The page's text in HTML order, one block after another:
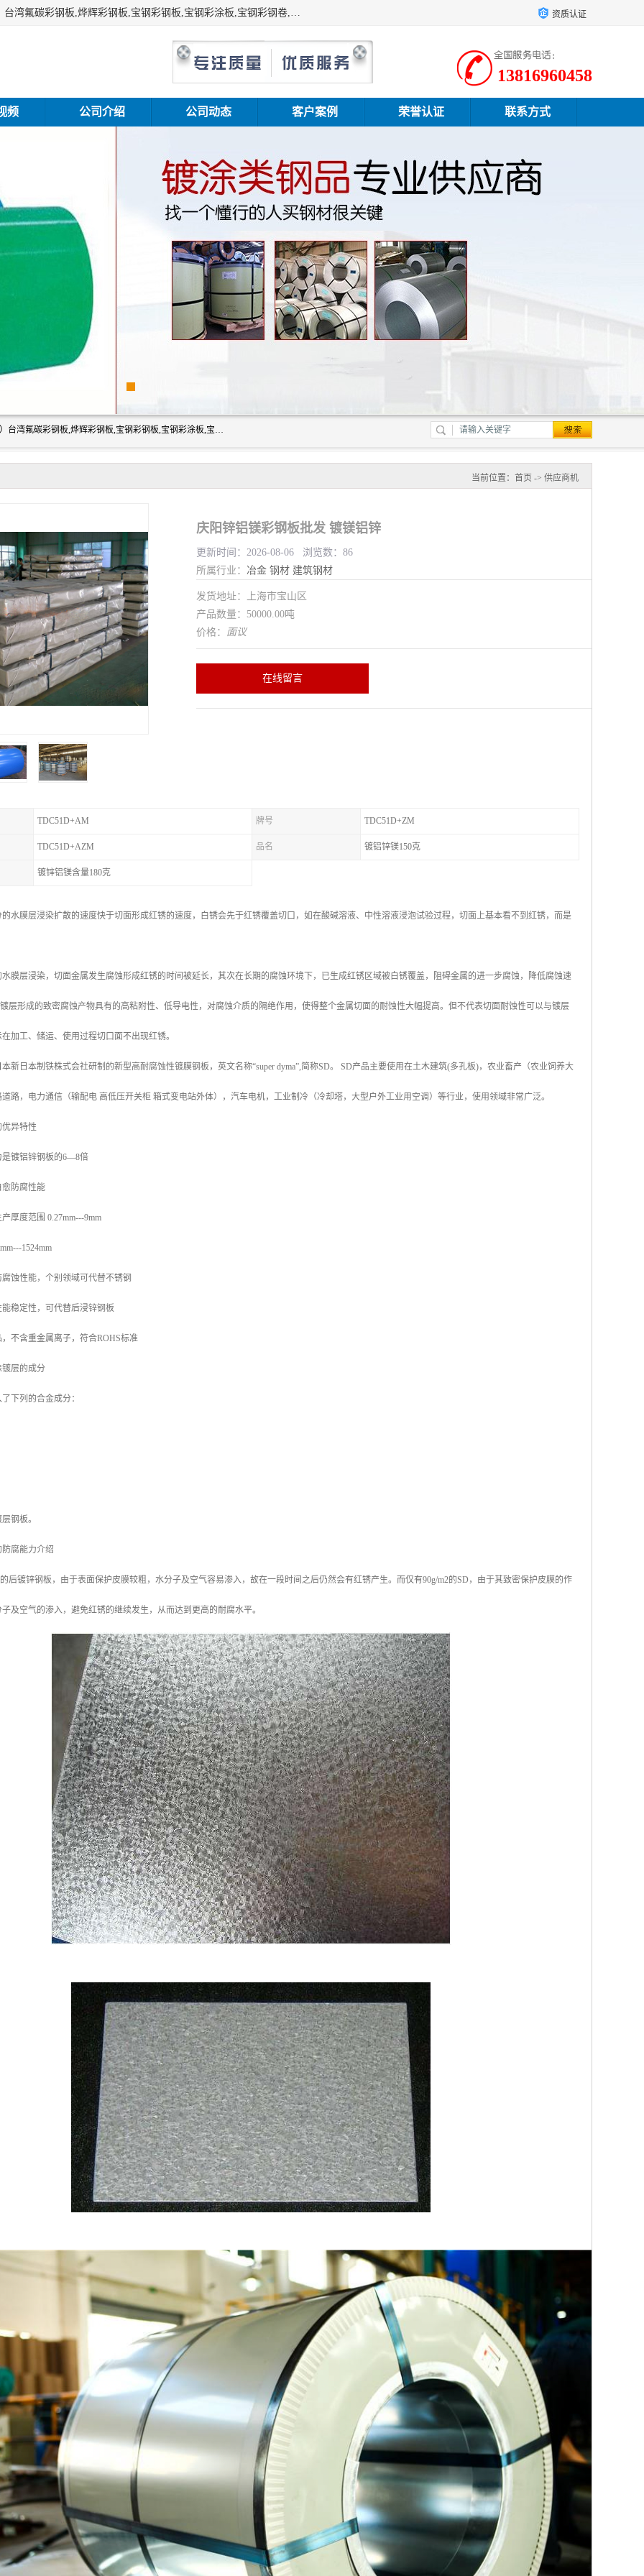
上海志辰实业有限公司主要经销:上海宝钢彩钢卷（宝钢总厂）台湾氟碳彩钢板,烨辉彩钢板,宝钢彩钢板,宝钢彩涂板,宝钢彩钢卷,马钢彩钢板,马钢彩钢卷,镀铝锌钢板,PVDF彩钢板,台湾烨辉彩钢板,高耐候彩钢板,硅改性彩钢板,规格齐全。 资质认证
13816960458
频 公司介绍 公司动态 客户案例 荣誉认证 联系方式
上海志辰实业有限公司主要经销:上海宝钢彩钢卷（宝钢总厂）台湾氟碳彩钢板,烨辉彩钢板,宝钢彩钢板,宝钢彩涂板,宝钢彩钢卷,马钢彩钢板,马钢彩钢卷,镀铝锌钢板,PVDF彩钢板,台湾烨辉彩钢板,高耐候彩钢板,硅改性彩钢板,规格齐全。
当前位置： 首页 -> 供应商机
庆阳锌铝镁彩钢板批发 镀镁铝锌
更新时间：2026-08-06 浏览数：86
所属行业： 冶金 钢材 建筑钢材
发货地址：上海市宝山区
产品数量：50000.00吨
价格： 面议
在线留言
TDC51D+AM 牌号 TDC51D+ZM
TDC51D+AZM 品名 镀铝锌镁150克
镀锌铝镁含量180克
水膜层浸染扩散的速度快于切面形成红锈的速度，白锈会先于红锈覆盖切口，如在酸碱溶液、中性溶液浸泡试验过程，切面上基本看不到红锈，而是
膜层浸染，切面金属发生腐蚀形成红锈的时间被延长，其次在长期的腐蚀环境下，已生成红锈区域被白锈覆盖，阻碍金属的进一步腐蚀，降低腐蚀速
层形成的致密腐蚀产物具有的高粘附性、低导电性，对腐蚀介质的隔绝作用，使得整个金属切面的耐蚀性大幅提高。但不代表切面耐蚀性可以与镀层
加工、储运、使用过程切口面不出现红锈。
新日本制铁株式会社研制的新型高耐腐蚀性镀膜钢板，英文名称“super dyma”,简称SD。 SD产品主要使用在土木建筑(多孔板)，农业畜产（农业饲养大
路，电力通信（输配电 高低压开关柜 箱式变电站外体），汽车电机，工业制冷（冷却塔，大型户外工业用空调）等行业，使用领域非常广泛。
异特性
是镀铝锌钢板的6—8倍
防腐性能
厚度范围 0.27mm---9mm
1524mm
蚀性能，个别领域可代替不锈钢
稳定性，可代替后浸锌钢板
不含重金属离子，符合ROHS标准
层的成分
下列的合金成分：
钢板。
腐能力介绍
后镀锌钢板，由于表面保护皮膜较粗，水分子及空气容易渗入，故在一段时间之后仍然会有红锈产生。而仅有90g/m2的SD，由于其致密保护皮膜的作
及空气的渗入，避免红锈的继续发生，从而达到更高的耐腐水平。